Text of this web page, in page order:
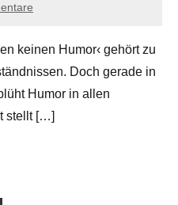
keinen Humor‹ gehört zu
Doch gerade in
Humor in allen
stellt […]